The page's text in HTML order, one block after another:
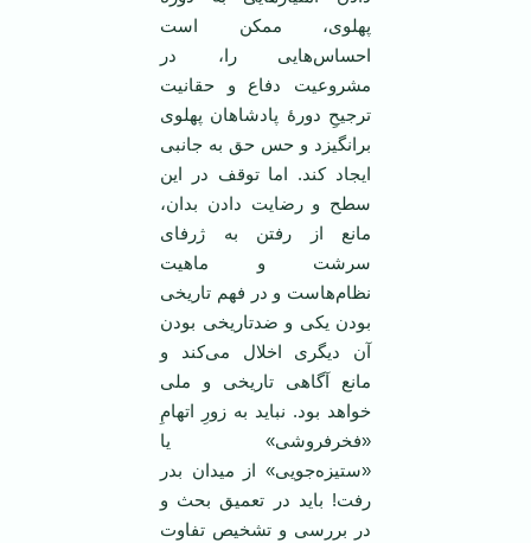
پهلوی، ممکن است
احساس‌هایی را، در
مشروعیت دفاع و حقانیت
ترجیحِ دورۀ پادشاهان پهلوی
برانگیزد و حس حق به جانبی
ایجاد کند. اما توقف در این
سطح و رضایت دادن بدان،
مانع از رفتن به ژرفای
سرشت و ماهیت
نظام‌هاست و در فهم تاریخی
بودن یکی و ضدتاریخی بودن
آن دیگری اخلال می‌کند و
مانع آگاهی تاریخی و ملی
خواهد بود. نباید به زورِ اتهامِ
«فخرفروشی» یا
«ستیزه‌جویی» از میدان بدر
رفت! باید در تعمیق بحث و
در بررسی و تشخیص تفاوت